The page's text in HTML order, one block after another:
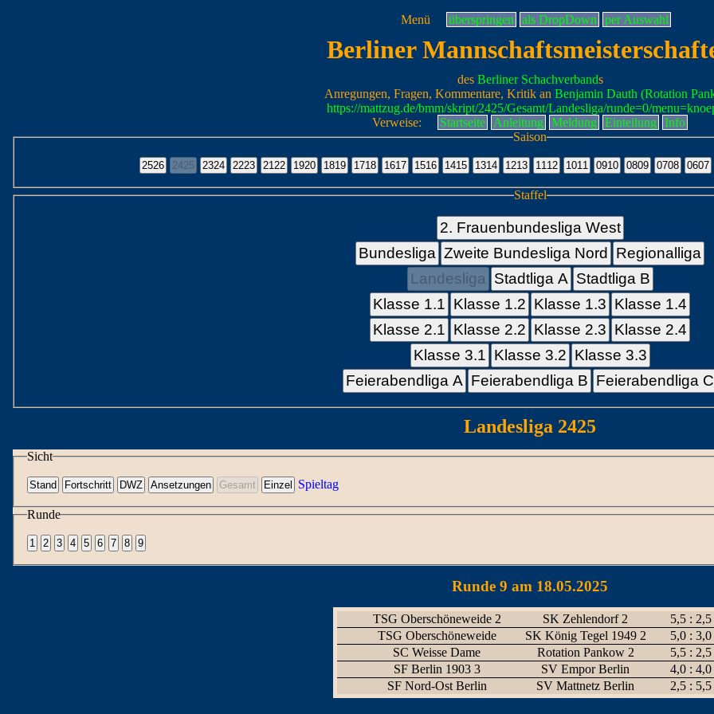
Menü überspringen als DropDown per Auswahl
Berliner
des Berliner Schachverbands
Anregungen, Fragen, Kommentare, Kritik an Benjamin Dauth (Rotation
https://mattzug.de/bmm/skript/2425/Gesamt/Landesliga/runde=0/
Verweise:
Startseite Anleitung Meldung Einteilung
Info
Saison
Staffel
2. Frauenbundesliga West
Bundesliga Zweite Bundesliga Nord
Regionalliga
Landesliga
Stadtliga A Stadtliga B
Klasse 1.1 Klasse 1.2 Klasse 1.3 Klasse 1.4
Klasse 2.1 Klasse 2.2 Klasse 2.3 Klasse 2.4
Klasse 3.1 Klasse 3.2 Klasse 3.3
Feierabendliga A Feierabendliga B Feierabendliga C
Landesliga 2425
Sicht
Spieltag
Runde
Runde 9 am 18.05.2025
TSG Oberschöneweide 2 SK Zehlendorf 2
5,5 : 2,5
TSG Oberschöneweide
SK König Tegel 1949 2
5,0 : 3,0
SC Weisse Dame
Rotation Pankow 2
5,5 : 2,5
SF Berlin 1903 3
SV Empor Berlin
4,0 : 4,0
SF Nord-Ost Berlin
SV Mattnetz Berlin 2,5 : 5,5